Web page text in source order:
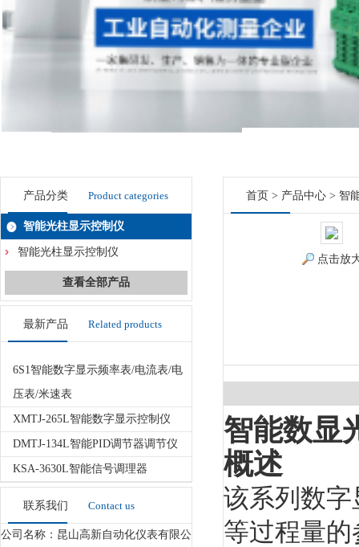
产品分类 Product categories
智能光柱显示控制仪
智能光柱显示控制仪
查看全部产品
最新产品 Related products
6S1智能数字显示频率表/电流表/电
压表/米速表
XMTJ-265L智能数字显示控制仪
DMTJ-134L智能PID调节器调节仪
KSA-3630L智能信号调理器
联系我们 Contact us
公司名称：昆山高新自动化仪表有限公
首页 > 产品中心 > 智
点击放
智能数显
概述
该系列数
等过程量